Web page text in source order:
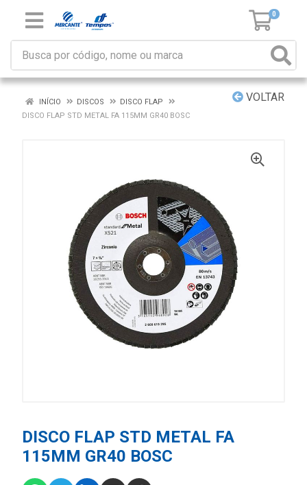
0
VOLTAR
INÍCIO DISCOS
DISCO FLAP
DISCO FLAP STD METAL FA 115MM GR40 BOSC
DISCO FLAP STD METAL FA
115MM GR40 BOSC